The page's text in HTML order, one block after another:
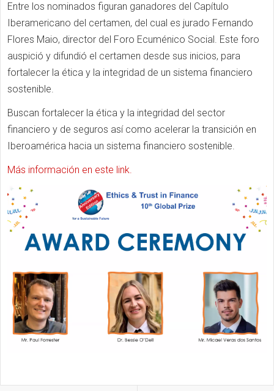
Entre los nominados figuran ganadores del Capítulo
Iberamericano del certamen, del cual es jurado Fernando
Flores Maio, director del Foro Ecuménico Social. Este foro
auspició y difundió el certamen desde sus inicios, para
fortalecer la ética y la integridad de un sistema financiero
sostenible.
Buscan fortalecer la ética y la integridad del sector
financiero y de seguros así como acelerar la transición en
Iberoamérica hacia un sistema financiero sostenible.
Más información en este link.